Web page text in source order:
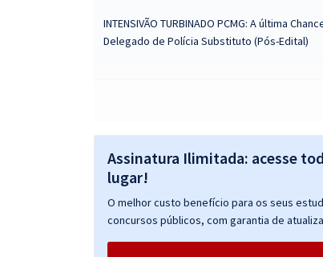
INTENSIVÃO TURBINADO PCMG: A última
Delegado de Polícia Substituto (Pós-Edital)
Investigador de Polícia I (Pós-Edital)
distintivo (Aulas Teóricas + Questões +
+ Salas Particulares + Aulas de Peças +
Diferenciais)
Assinatura Ilimitada: acesse
lugar!
O melhor custo benefício para os seus
concursos públicos, com garantia de